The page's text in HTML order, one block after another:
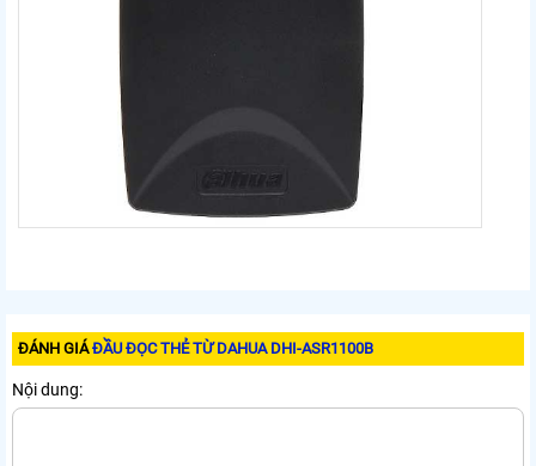
ĐÁNH GIÁĐẦU ĐỌC THẺ TỪ DAHUA DHI-ASR1100B
Nội dung: